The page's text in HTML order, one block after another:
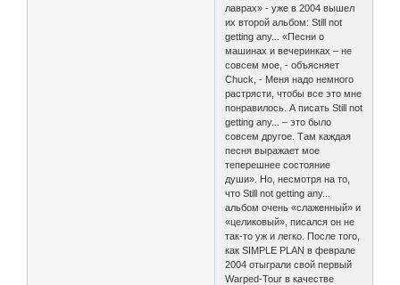
лаврах» - уже в 2004 вышел
их второй альбом: Still not
getting any... «Песни о
машинах и вечеринках – не
совсем мое, - объясняет
Chuck, - Меня надо немного
растрясти, чтобы все это мне
понравилось. А писать Still not
getting any... – это было
совсем другое. Там каждая
песня выражает мое
теперешнее состояние
души». Но, несмотря на то,
что Still not getting any...
альбом очень «слаженный» и
«целиковый», писался он не
так-то уж и легко. После того,
как SIMPLE PLAN в феврале
2004 отыграли свой первый
Warped-Tour в качестве